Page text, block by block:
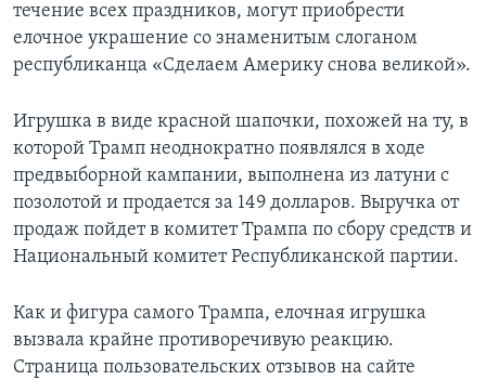
течение всех праздников, могут приобрести
елочное украшение со знаменитым слоганом
республиканца «Сделаем Америку снова великой».
Игрушка в виде красной шапочки, похожей на ту, в
которой Трамп неоднократно появлялся в ходе
предвыборной кампании, выполнена из латуни с
позолотой и продается за 149 долларов. Выручка от
продаж пойдет в комитет Трампа по сбору средств и
Национальный комитет Республиканской партии.
Как и фигура самого Трампа, елочная игрушка
вызвала крайне противоречивую реакцию.
Страница пользовательских отзывов на сайте